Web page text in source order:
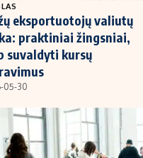
eksportuotojų valiutų
praktiniai žingsniai,
suvaldyti kursų
05-30